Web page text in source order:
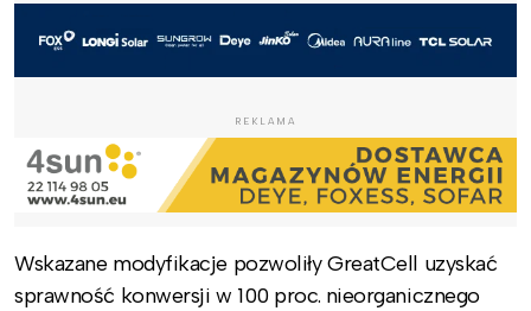
REKLAMA
Wskazane modyfikacje pozwoliły GreatCell uzyskać
sprawność konwersji w 100 proc. nieorganicznego